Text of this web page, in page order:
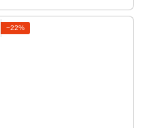
−22%